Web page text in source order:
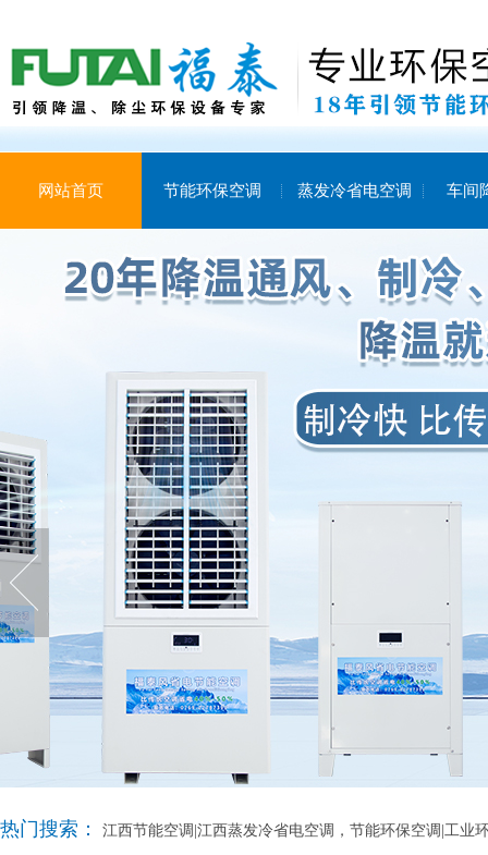
网站首页 节能环保空调 蒸发冷省电空调 车间
热门搜索： 江西节能空调|江西蒸发冷省电空调，节能环保空调|工业